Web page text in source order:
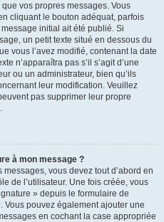
vos propres messages. Vous
cliquant le bouton adéquat, parfois
initial ait été publié. Si
un petit texte situé en dessous du
vous l’avez modifié, contenant la date
n’apparaîtra pas s’il s’agit d’une
ou un administrateur, bien qu’ils
leur modification. Veuillez
pas supprimer leur propre
à mon message ?
vous devez tout d’abord en
de l’utilisateur. Une fois créée, vous
» depuis le formulaire de
Vous pouvez également ajouter une
en cochant la case appropriée